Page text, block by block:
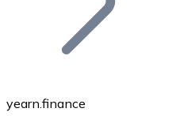
yearn.finance